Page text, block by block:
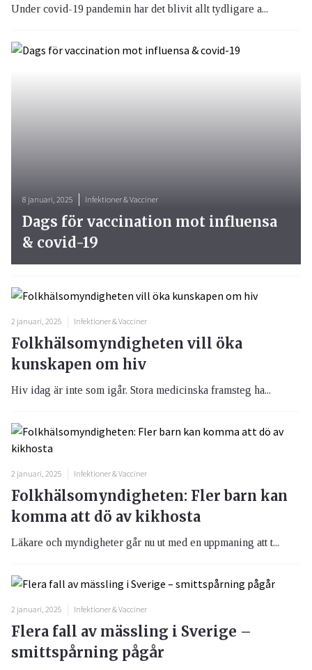
Under covid-19 pandemin har det blivit allt tydligare a...
8 januari, 2025 Infektioner & Vacciner
Dags för vaccination mot influensa
& covid-19
2 januari, 2025 Infektioner & Vacciner
Folkhälsomyndigheten vill öka
kunskapen om hiv
Hiv idag är inte som igår. Stora medicinska framsteg ha...
2 januari, 2025 Infektioner & Vacciner
Folkhälsomyndigheten: Fler barn kan
komma att dö av kikhosta
Läkare och myndigheter går nu ut med en uppmaning att t...
2 januari, 2025 Infektioner & Vacciner
Flera fall av mässling i Sverige –
smittspårning pågår